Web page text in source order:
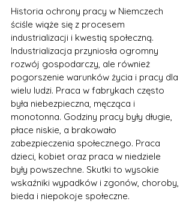
Historia ochrony pracy w Niemczech
ściśle wiąże się z procesem
industrializacji i kwestią społeczną.
Industrializacja przyniosła ogromny
rozwój gospodarczy, ale również
pogorszenie warunków życia i pracy dla
wielu ludzi. Praca w fabrykach często
była niebezpieczna, męcząca i
monotonna. Godziny pracy były długie,
płace niskie, a brakowało
zabezpieczenia społecznego. Praca
dzieci, kobiet oraz praca w niedziele
były powszechne. Skutki to wysokie
wskaźniki wypadków i zgonów, choroby,
bieda i niepokoje społeczne.